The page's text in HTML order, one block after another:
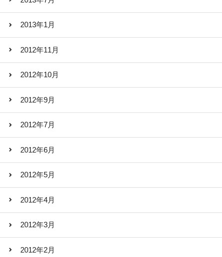
2013年1月
2012年11月
2012年10月
2012年9月
2012年7月
2012年6月
2012年5月
2012年4月
2012年3月
2012年2月